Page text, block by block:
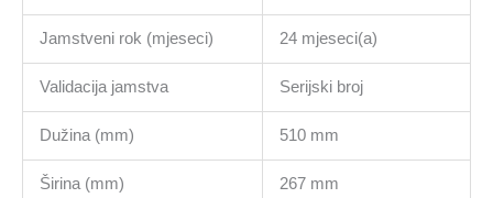
Jamstveni rok (mjeseci) 24 mjeseci(a)
Validacija jamstva Serijski broj
Dužina (mm) 510 mm
Širina (mm) 267 mm